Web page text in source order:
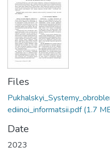
Files
ediinoi_informatsii.pdf(1.7
Date
2023